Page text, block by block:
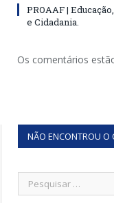
PROAAF |
e Cidadania.
Os comentários
NÃO ENCONTROU O